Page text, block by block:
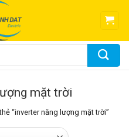
mặt trời
“inverter năng lượng mặt trời”